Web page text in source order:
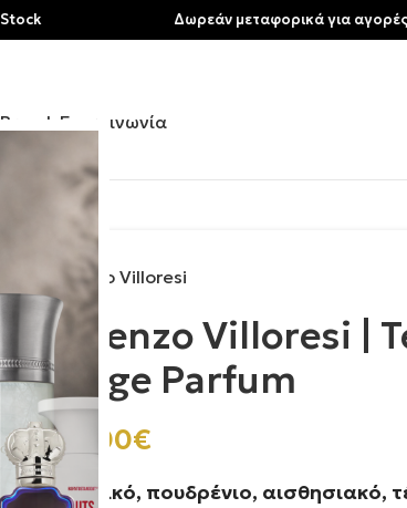
Brands Επικοινωνία
Lorenzo Villoresi
Lorenzo Villoresi |
Neige Parfum
187.00€
Ονειρικό, πουδρένιο, αισθησιακό,
Δωρεάν μεταφορικά για αγορές άνω